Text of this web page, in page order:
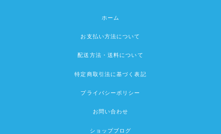
ホーム
お支払い方法について
配送方法・送料について
特定商取引法に基づく表記
プライバシーポリシー
お問い合わせ
ショップブログ